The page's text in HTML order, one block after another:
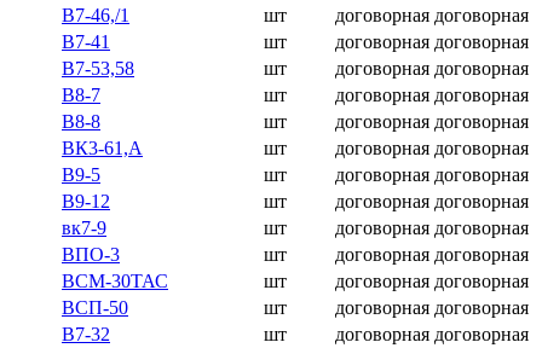
В7-46,/1
шт договорная договорная
В7-41
шт договорная договорная
В7-53,58
шт договорная договорная
В8-7
шт договорная договорная
В8-8
шт договорная договорная
ВК3-61,А
шт договорная договорная
В9-5
шт договорная договорная
В9-12
шт договорная договорная
вк7-9
шт договорная договорная
ВПО-3
шт договорная договорная
ВСМ-30ТАС
шт договорная договорная
ВСП-50
шт договорная договорная
В7-32
шт договорная договорная